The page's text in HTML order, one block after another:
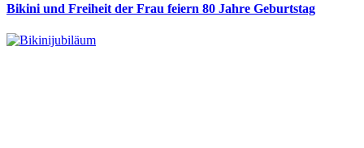
Bikini und Freiheit der Frau feiern 80 Jahre Geburtstag